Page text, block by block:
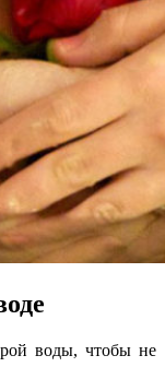
воды, чтобы не